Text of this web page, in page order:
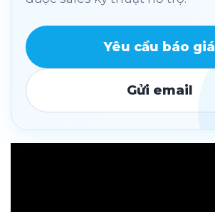
Yêu cầu báo giá
Gửi email